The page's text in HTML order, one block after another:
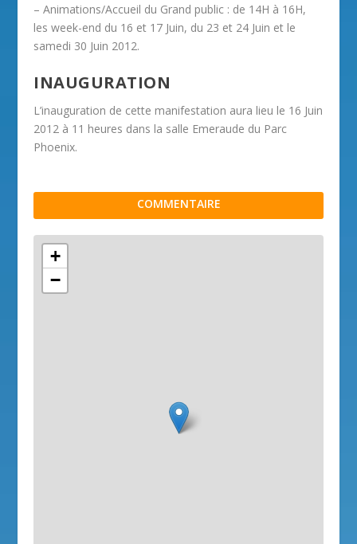
– Animations/Accueil du Grand public : de 14H à 16H,
les week-end du 16 et 17 Juin, du 23 et 24 Juin et le
samedi 30 Juin 2012.
INAUGURATION
L’inauguration de cette manifestation aura lieu le 16 Juin
2012 à 11 heures dans la salle Emeraude du Parc
Phoenix.
COMMENTAIRE
+
−